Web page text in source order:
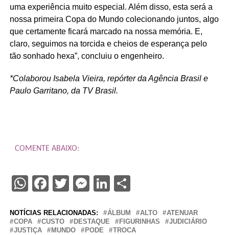
uma experiência muito especial. Além disso, esta será a
nossa primeira Copa do Mundo colecionando juntos, algo
que certamente ficará marcado na nossa memória. E,
claro, seguimos na torcida e cheios de esperança pelo
tão sonhado hexa”, concluiu o engenheiro.
*Colaborou Isabela Vieira, repórter da Agência Brasil e
Paulo Garritano, da TV Brasil.
COMENTE ABAIXO:
WhatsApp
Facebook
Twitter
Messenger
LinkedIn
Share
NOTÍCIAS RELACIONADAS: ÁLBUM ALTO
ATENUAR
COPA
CUSTO DESTAQUE FIGURINHAS
JUDICIÁRIO
JUSTIÇA
MUNDO PODE TROCA